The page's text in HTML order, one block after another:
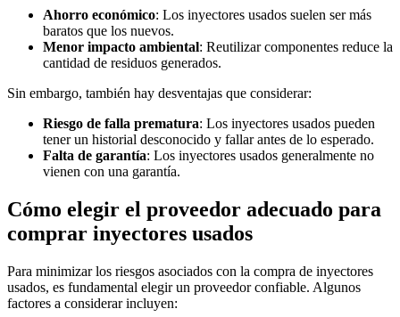
Ahorro económico: Los inyectores usados suelen ser más
baratos que los nuevos.
Menor impacto ambiental: Reutilizar componentes reduce la
cantidad de residuos generados.
Sin embargo, también hay desventajas que considerar:
Riesgo de falla prematura: Los inyectores usados pueden
tener un historial desconocido y fallar antes de lo esperado.
Falta de garantía: Los inyectores usados generalmente no
vienen con una garantía.
Cómo elegir el proveedor adecuado para
comprar inyectores usados
Para minimizar los riesgos asociados con la compra de inyectores
usados, es fundamental elegir un proveedor confiable. Algunos
factores a considerar incluyen: